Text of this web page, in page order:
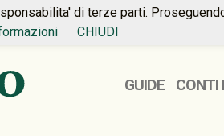
GUIDE CONTI
di terze parti.
CHIUDI